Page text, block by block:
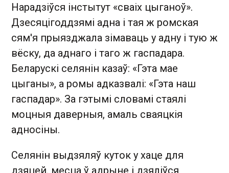
Нарадзіўся інстытут «сваіх цыганоў».
Дзесяцігоддзямі адна і тая ж ромская
сям'я прыязджала зімаваць у адну і тую ж
вёску, да аднаго і таго ж гаспадара.
Беларускі селянін казаў: «Гэта мае
цыганы», а ромы адказвалі: «Гэта наш
гаспадар». За гэтымі словамі стаялі
моцныя даверныя, амаль сваяцкія
адносіны.
Селянін выдзяляў куток у хаце для
дзяцей, месца ў адрыне і дзяліўся